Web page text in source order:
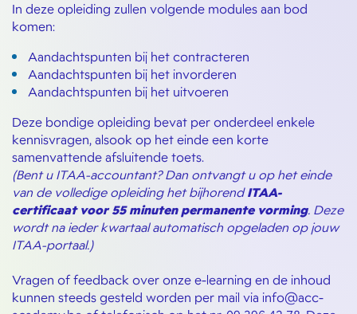
In deze opleiding zullen volgende modules aan bod
komen:
Aandachtspunten bij het contracteren
Aandachtspunten bij het invorderen
Aandachtspunten bij het uitvoeren
Deze bondige opleiding bevat per onderdeel enkele
kennisvragen, alsook op het einde een korte
samenvattende afsluitende toets.
(Bent u ITAA-accountant? Dan ontvangt u op het einde
van de volledige opleiding het bijhorendITAA-
certificaat voor 55 minuten permanente vorming. Deze
wordt na ieder kwartaal automatisch opgeladen op jouw
ITAA-portaal.)
Vragen of feedback over onze e-learning en de inhoud
kunnen steeds gesteld worden per mail via info@acc-